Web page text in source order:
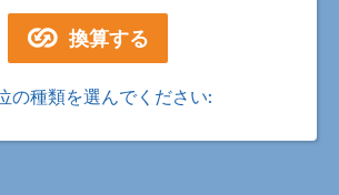
の種類を選んでください: